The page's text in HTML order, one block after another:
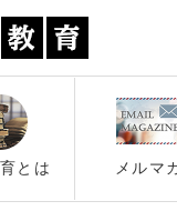
とは メルマ